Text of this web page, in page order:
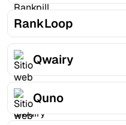
RankLoop
Qwairy
Quno